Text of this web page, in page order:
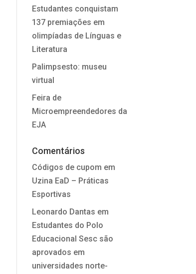
Estudantes conquistam
137 premiações em
olimpíadas de Línguas e
Literatura
Palimpsesto: museu
virtual
Feira de
Microempreendedores da
EJA
Comentários
Códigos de cupom em
Uzina EaD – Práticas
Esportivas
Leonardo Dantas em
Estudantes do Polo
Educacional Sesc são
aprovados em
universidades norte-